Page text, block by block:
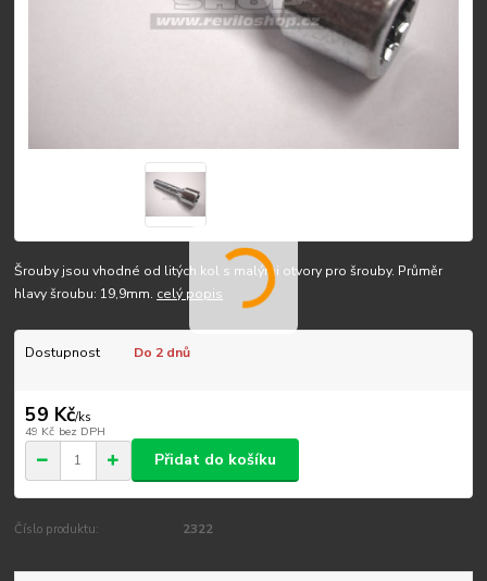
Šrouby jsou vhodné od litých kol s malými otvory pro šrouby. Průměr
hlavy šroubu: 19,9mm. celý popis
Dostupnost Do 2 dnů
59 Kč/ks
49 Kč bez DPH
Přidat do košíku
Číslo produktu: 2322